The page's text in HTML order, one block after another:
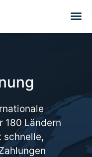
180 Ländern
schnelle,